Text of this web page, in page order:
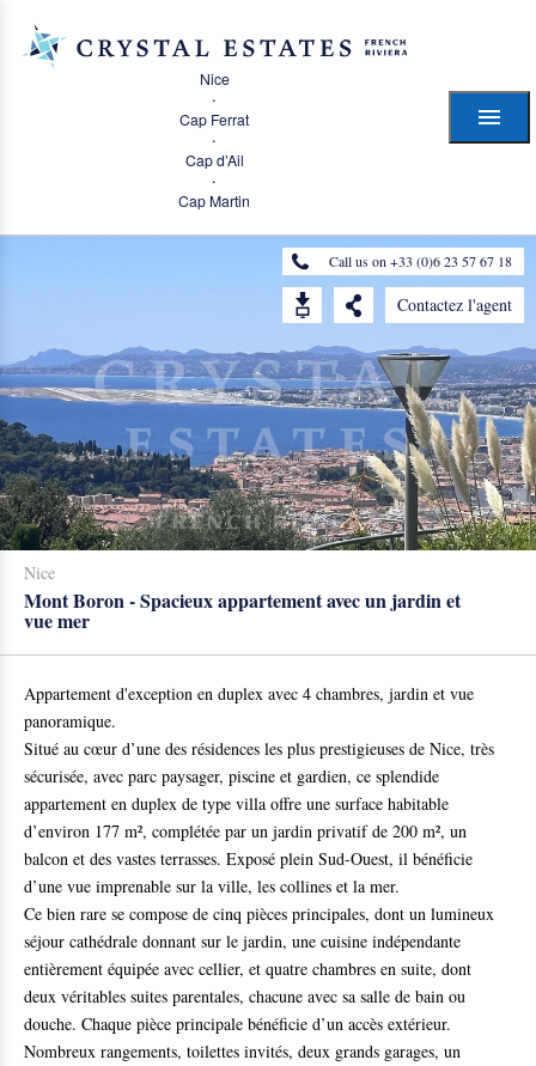
Nice
·
Cap Ferrat
·
Cap d’Ail
·
Cap Martin
Call us on +33 (0)6 23 57 67 18
Contactez l'agent
Nice
Mont Boron - Spacieux appartement avec un jardin et
vue mer
Appartement d'exception en duplex avec 4 chambres, jardin et vue
panoramique.
Situé au cœur d’une des résidences les plus prestigieuses de Nice, très
sécurisée, avec parc paysager, piscine et gardien, ce splendide
appartement en duplex de type villa offre une surface habitable
d’environ 177 m², complétée par un jardin privatif de 200 m², un
balcon et des vastes terrasses. Exposé plein Sud-Ouest, il bénéficie
d’une vue imprenable sur la ville, les collines et la mer.
Ce bien rare se compose de cinq pièces principales, dont un lumineux
séjour cathédrale donnant sur le jardin, une cuisine indépendante
entièrement équipée avec cellier, et quatre chambres en suite, dont
deux véritables suites parentales, chacune avec sa salle de bain ou
douche. Chaque pièce principale bénéficie d’un accès extérieur.
Nombreux rangements, toilettes invités, deux grands garages, un